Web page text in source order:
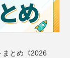
まとめ《2026